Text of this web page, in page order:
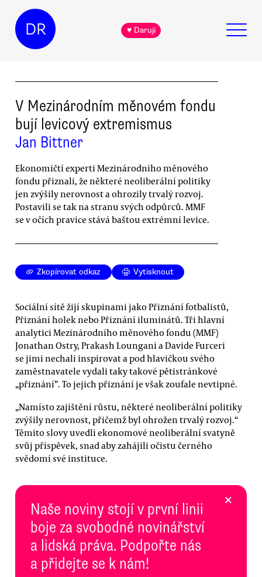
DR ♥ Daruji
V Mezinárodním měnovém fondu
bují levicový extremismus
Jan Bittner
Ekonomičtí experti Mezinárodního měnového
fondu přiznali, že některé neoliberální politiky
jen zvýšily nerovnost a ohrozily trvalý rozvoj.
Postavili se tak na stranu svých odpůrců. MMF
se v očích pravice stává baštou extrémní levice.
Zkopírovat odkaz Vytisknout
Sociální sítě žijí skupinami jako Přiznání fotbalistů,
Přiznání holek nebo Přiznání iluminátů. Tři hlavní
analytici Mezinárodního měnového fondu (MMF)
Jonathan Ostry, Prakash Loungani a Davide Furceri
se jimi nechali inspirovat a pod hlavičkou svého
zaměstnavatele vydali taky takové pětistránkové
„přiznání”. To jejich přiznání je však zoufale nevtipné.
„Namísto zajištění růstu, některé neoliberální politiky
zvýšily nerovnost, přičemž byl ohrožen trvalý rozvoj.“
Těmito slovy uvedli ekonomové neoliberální svatyně
svůj příspěvek, snad aby zahájili očistu černého
svědomí své instituce.
Naše noviny stojí v první linii
boje za svobodné novinářství
a lidská práva. Podpořte nás
a přidejte se k nám!
×